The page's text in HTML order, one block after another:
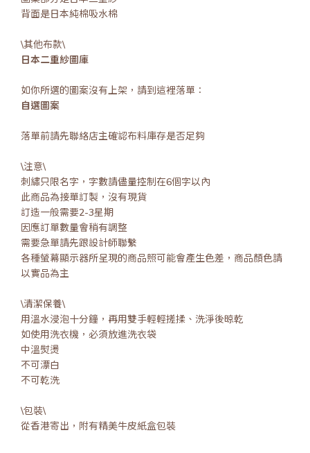
背面是日本純棉吸水棉
\其他布款\
日本二重紗圖庫
如你所選的圖案沒有上架，請到這裡落單：
自選圖案
落單前請先聯絡店主確認布料庫存是否足夠
\注意\
刺繡只限名字，字數請儘量控制在6個字以內
此商品為接單訂製，沒有現貨
訂造一般需要2-3星期
因應訂單數量會稍有調整
需要急單請先跟設計師聯繫
各種螢幕顯示器所呈現的商品照可能會產生色差，商品顏色請
以實品為主
\清潔保養\
用溫水浸泡十分鐘，再用雙手輕輕搓揉、洗淨後晾乾
如使用洗衣機，必須放進洗衣袋
中溫熨燙
不可漂白
不可乾洗
\包裝\
從香港寄出，附有精美牛皮紙盒包裝